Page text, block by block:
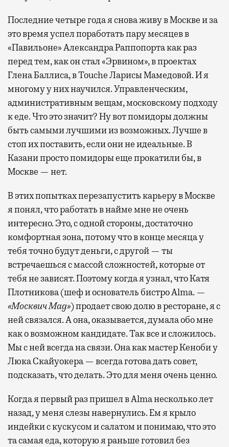
Последние четыре года я снова живу в Москве и за
это время успел поработать пару месяцев в
«Павильоне» Александра Раппопорта как раз
перед тем, как он стал «Эрвином», в проектах
Глена Баллиса, в Touche Ларисы Мамедовой. И я
многому у них научился. Управленческим,
административным вещам, московскому подходу
к еде. Что это значит? Ну вот помидоры должны
быть самыми лучшими из возможных. Лучше в
стоп их поставить, если они не идеальные. В
Казани просто помидоры еще прокатили бы, в
Москве — нет.
В этих попытках перезапустить карьеру в Москве
я понял, что работать в найме мне не очень
интересно. Это, с одной стороны, достаточно
комфортная зона, потому что в конце месяца у
тебя точно будут деньги, с другой — ты
встречаешься с массой сложностей, которые от
тебя не зависят. Поэтому когда я узнал, что Катя
Плотникова (шеф и основатель бистро Alma. —
«Москвич Mag») продает свою долю в ресторане, я с
ней связался. А она, оказывается, думала обо мне
как о возможном кандидате. Так все и сложилось.
Мы с ней всегда на связи. Она как мастер Кеноби у
Люка Скайуокера — всегда готова дать совет,
подсказать, что делать. Это для меня очень ценно.
Когда я первый раз пришел в Alma несколько лет
назад, у меня слезы навернулись. Ем я крыло
индейки с кускусом и салатом и понимаю, что это
та самая еда, которую я раньше готовил без